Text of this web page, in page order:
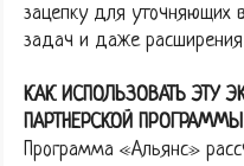
зацепку для уточняющих
задач и даже расширения
КАК ИСПОЛЬЗОВАТЬ ЭТУ
ПАРТНЕРСКОЙ ПРОГРАММЫ
Программа «Альянс»